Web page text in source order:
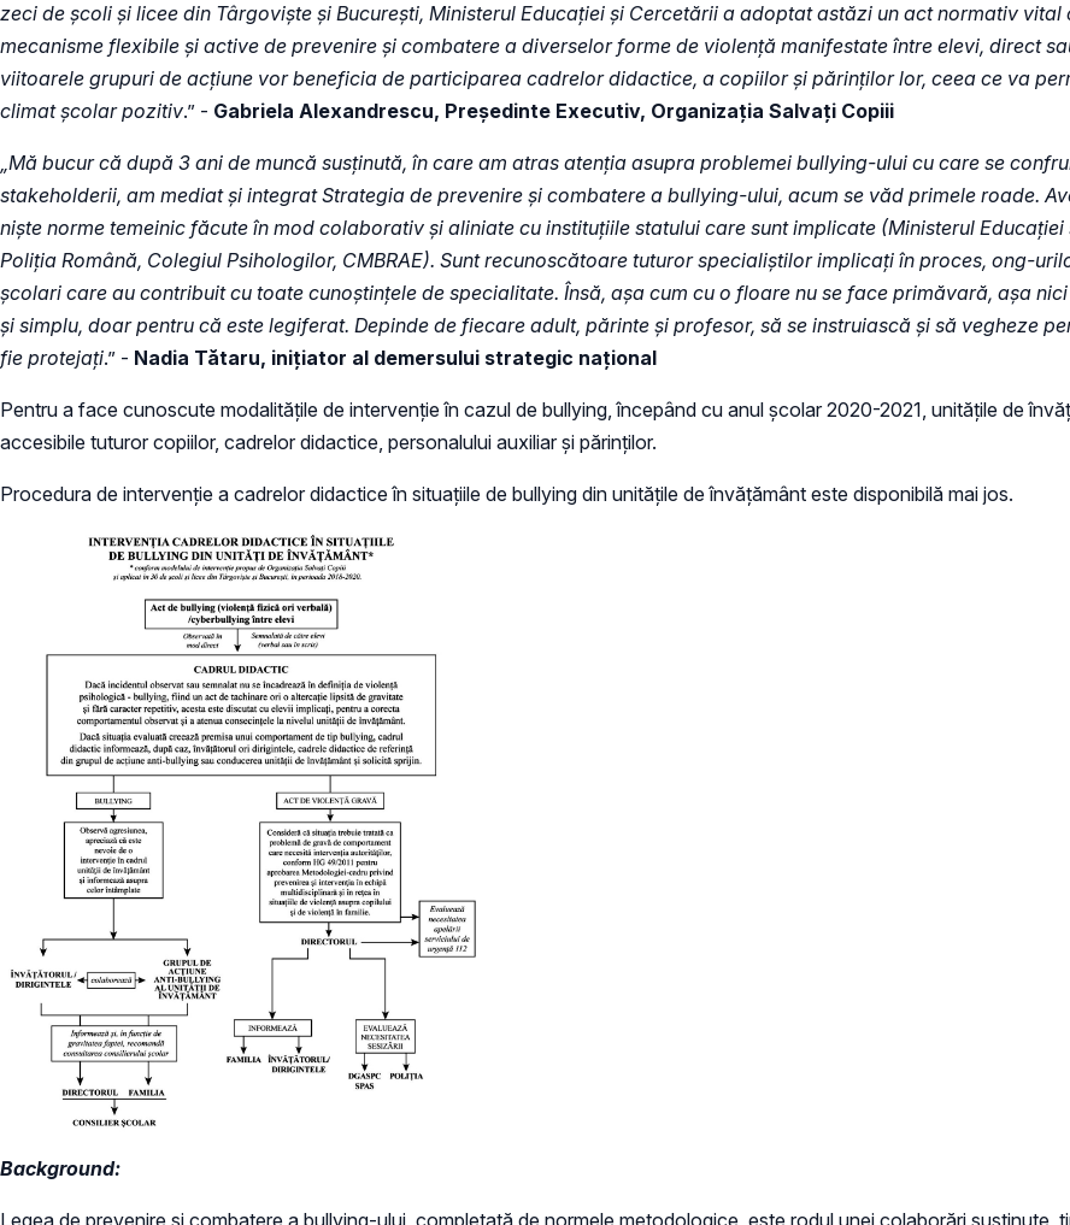
zeci de școli și licee din Târgoviște și București, Ministerul Educației și Cercetării a adoptat astăzi un act normativ
mecanisme flexibile și active de prevenire și combatere a diverselor forme de violență manifestate între elevi, direct
viitoarele grupuri de acțiune vor beneficia de participarea cadrelor didactice, a copiilor și părinților lor, ceea ce va
climat școlar pozitiv.” - Gabriela Alexandrescu, Președinte Executiv, Organizația Salvați Copiii
„Mă bucur că după 3 ani de muncă susținută, în care am atras atenția asupra problemei bullying-ului cu care se
stakeholderii, am mediat și integrat Strategia de prevenire și combatere a bullying-ului, acum se văd primele roade.
niște norme temeinic făcute în mod colaborativ și aliniate cu instituțiile statului care sunt implicate (Ministerul Educației
Poliția Română, Colegiul Psihologilor, CMBRAE). Sunt recunoscătoare tuturor specialiștilor implicați în proces, ong-
școlari care au contribuit cu toate cunoștințele de specialitate. Însă, așa cum cu o floare nu se face primăvară, așa
și simplu, doar pentru că este legiferat. Depinde de fiecare adult, părinte și profesor, să se instruiască și să vegheze
fie protejați.” - Nadia Tătaru, inițiator al demersului strategic național
Pentru a face cunoscute modalitățile de intervenție în cazul de bullying, începând cu anul școlar 2020-2021, unitățile de
accesibile tuturor copiilor, cadrelor didactice, personalului auxiliar și părinților.
Procedura de intervenție a cadrelor didactice în situațiile de bullying din unitățile de învățământ este disponibilă mai jos.
Background:
Legea de prevenire și combatere a bullying-ului, completată de normele metodologice, este rodul unei colaborări susținute,